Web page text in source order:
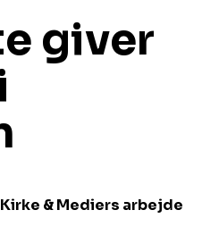
giver
& Mediers arbejde